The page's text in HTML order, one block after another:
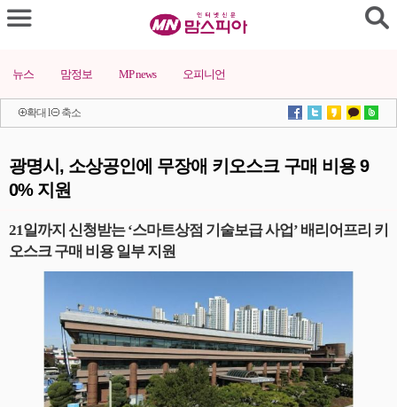
뉴스 맘정보 MP news 오피니언
확대 l 축소
광명시, 소상공인에 무장애 키오스크 구매 비용 9
0% 지원
21일까지 신청받는 ‘스마트상점 기술보급 사업’ 배리어프리 키
오스크 구매 비용 일부 지원